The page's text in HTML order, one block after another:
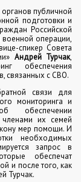
публичной
подготовки и
Российской
операции,
спикер Совета
Андрей Турчак,
обеспечения
связанных с СВО.
связи для
мониторинга и
обеспечении
их семей
мер помощи. И
необходимых
запрос в
обеспечат
и после того, как
Турчак.